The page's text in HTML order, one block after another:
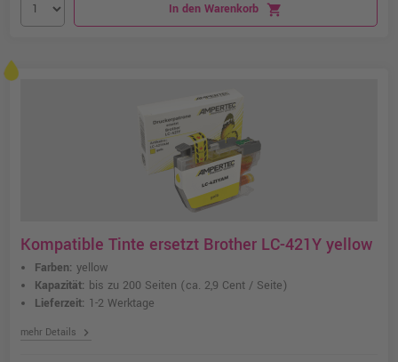
In den Warenkorb shopping_cart
Kompatible Tinte ersetzt Brother LC-421Y yellow
Farben: yellow
Kapazität: bis zu 200 Seiten (ca. 2,9 Cent / Seite)
Lieferzeit: 1-2 Werktage
mehr Details chevron_right